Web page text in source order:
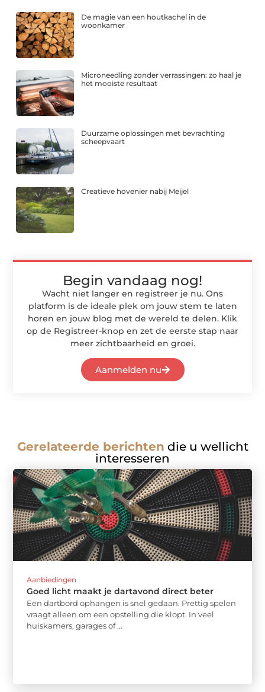
De magie van een houtkachel in de
woonkamer
Microneedling zonder verrassingen: zo haal je
het mooiste resultaat
Duurzame oplossingen met bevrachting
scheepvaart
Creatieve hovenier nabij Meijel
Begin vandaag nog!
Wacht niet langer en registreer je nu. Ons
platform is de ideale plek om jouw stem te laten
horen en jouw blog met de wereld te delen. Klik
op de Registreer-knop en zet de eerste stap naar
meer zichtbaarheid en groei.
Aanmelden nu
Gerelateerde berichten die u wellicht
interesseren
Aanbiedingen
Goed licht maakt je dartavond direct beter
Een dartbord ophangen is snel gedaan. Prettig spelen
vraagt alleen om een opstelling die klopt. In veel
huiskamers, garages of ...